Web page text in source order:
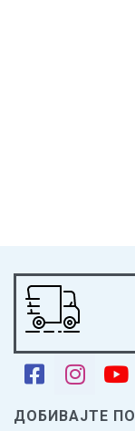
ДОБИВАЈТЕ